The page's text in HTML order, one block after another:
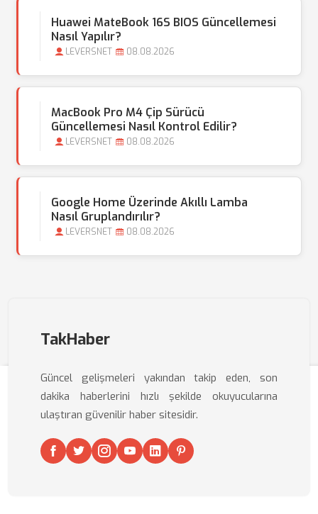
Huawei MateBook 16S BIOS Güncellemesi
Nasıl Yapılır?
LEVERSNET 08.08.2026
MacBook Pro M4 Çip Sürücü
Güncellemesi Nasıl Kontrol Edilir?
LEVERSNET 08.08.2026
Google Home Üzerinde Akıllı Lamba
Nasıl Gruplandırılır?
LEVERSNET 08.08.2026
TakHaber
Güncel gelişmeleri yakından takip eden, son
dakika haberlerini hızlı şekilde okuyucularına
ulaştıran güvenilir haber sitesidir.